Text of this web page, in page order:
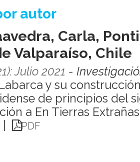
autor
Carla,
Valparaíso, Chile
Julio 2021 -
y su
de principios del
a En Tierras Extrañas
PDF